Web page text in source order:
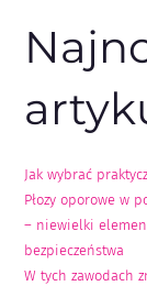
Jak wybrać
Płozy oporowe w
– niewielki
bezpieczeństwa
W tych zawodach